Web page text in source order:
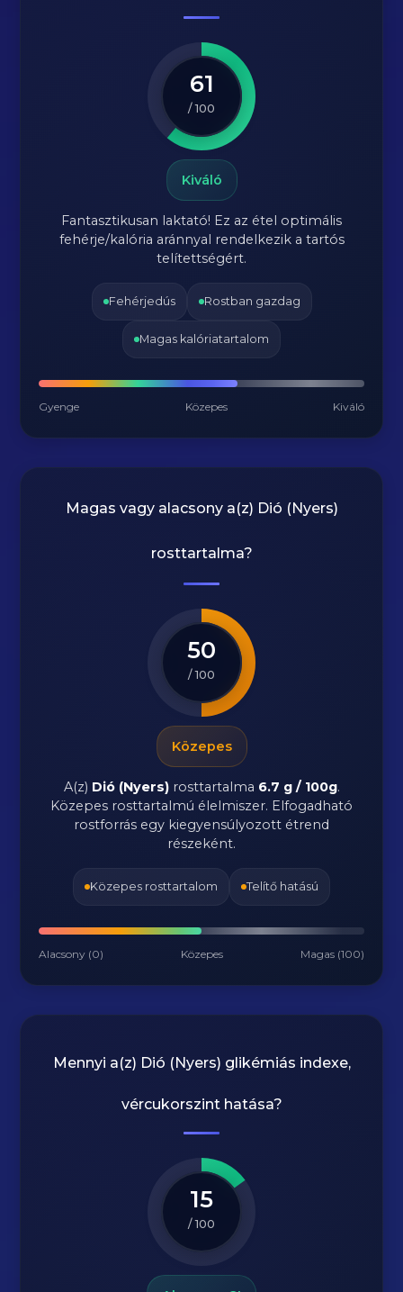
61
/ 100
Kiváló
Fantasztikusan laktató! Ez az étel optimális
fehérje/kalória aránnyal rendelkezik a tartós
telítettségért.
Fehérjedús Rostban gazdag
Magas kalóriatartalom
Gyenge Közepes Kiváló
Magas vagy alacsony a(z) Dió (Nyers)
rosttartalma?
50
/ 100
Közepes
A(z) Dió (Nyers)rosttartalma 6.7 g / 100g.
Közepes rosttartalmú élelmiszer. Elfogadható
rostforrás egy kiegyensúlyozott étrend
részeként.
Közepes rosttartalom Telítő hatású
Alacsony (0) Közepes Magas (100)
Mennyi a(z) Dió (Nyers) glikémiás indexe,
vércukorszint hatása?
15
/ 100